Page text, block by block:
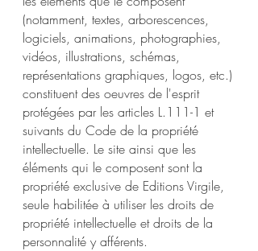
(notamment, textes, arborescences,
logiciels, animations, photographies,
vidéos, illustrations, schémas,
représentations graphiques, logos, etc.)
constituent des oeuvres de l'esprit
protégées par les articles L.111-1 et
suivants du Code de la propriété
intellectuelle. Le site ainsi que les
éléments qui le composent sont la
propriété exclusive de Editions Virgile,
seule habilitée à utiliser les droits de
propriété intellectuelle et droits de la
personnalité y afférents.